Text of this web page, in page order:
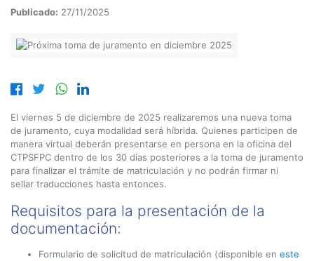
Publicado: 27/11/2025
El viernes 5 de diciembre de 2025 realizaremos una nueva toma
de juramento, cuya modalidad será híbrida. Quienes participen de
manera virtual deberán presentarse en persona en la oficina del
CTPSFPC dentro de los 30 días posteriores a la toma de juramento
para finalizar el trámite de matriculación y no podrán firmar ni
sellar traducciones hasta entonces.
Requisitos para la presentación de la
documentación:
Formulario de solicitud de matriculación (disponible en este